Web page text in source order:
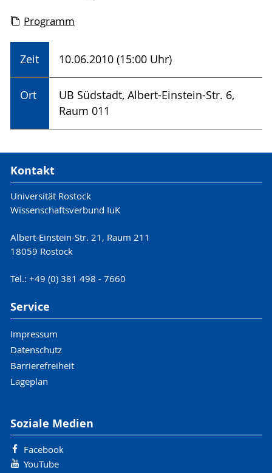
Programm
Zeit 10.06.2010 (15:00 Uhr)
Ort
UB Südstadt, Albert-Einstein-Str. 6,
Raum 011
Kontakt
Universität Rostock
Wissenschaftsverbund IuK
Albert-Einstein-Str. 21, Raum 211
18059 Rostock
Tel.: +49 (0) 381 498 - 7660
Service
Impressum
Datenschutz
Barrierefreiheit
Lageplan
Soziale Medien
Facebook
YouTube